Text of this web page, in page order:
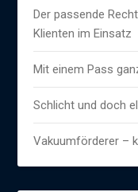
Der passende
Klienten im Einsatz
Mit einem Pass
Schlicht und doch
Vakuumförderer –